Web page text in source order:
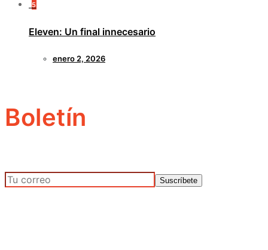
5
Eleven: Un final innecesario
enero 2, 2026
Boletín